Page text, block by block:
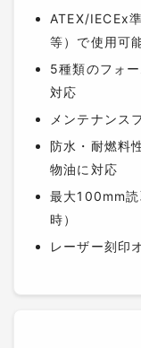
ATEX/IECEx
等）で使用可
5種類のフォ
対応
メンテナンス
防水・耐燃料
物油に対応
最大100mm
時）
レーザー刻印